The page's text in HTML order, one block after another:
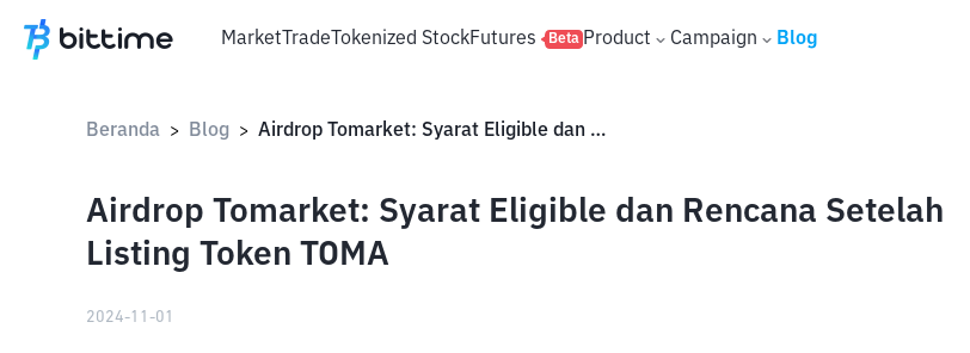
MarketTradeTokenized StockFutures Beta Product Campaign Blog
Beranda > Blog > Airdrop Tomarket: Syarat Eligible dan Rencana Setelah Listing Token TOMA
Airdrop Tomarket: Syarat Eligible dan Rencana Setelah
Listing Token TOMA
2024-11-01